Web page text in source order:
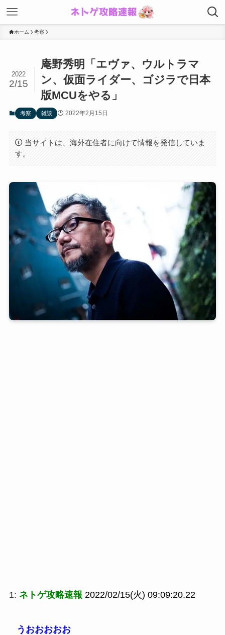
ホーム 考察
庵野秀明「エヴァ、ウルトラマ
ン、仮面ライダー、ゴジラで日本
版MCUをやる」
2022
2/15
考察 雑談 2022年2月15日
当サイトは、海外在住者に向けて情報を発信していま
す。
1: ネトゲ攻略速報 2022/02/15(火) 09:09:20.22
うおおおおお